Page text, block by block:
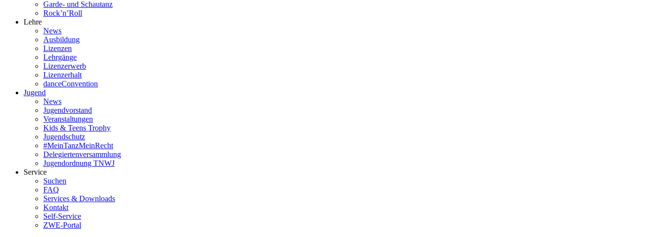
Garde- und Schautanz
Rock’n’Roll
Lehre
News
Ausbildung
Lizenzen
Lehrgänge
Lizenzerwerb
Lizenzerhalt
danceConvention
Jugend
News
Jugendvorstand
Veranstaltungen
Kids & Teens Trophy
Jugendschutz
#MeinTanzMeinRecht
Delegiertenversammlung
Jugendordnung TNWJ
Service
Suchen
FAQ
Services & Downloads
Kontakt
Self-Service
ZWE-Portal